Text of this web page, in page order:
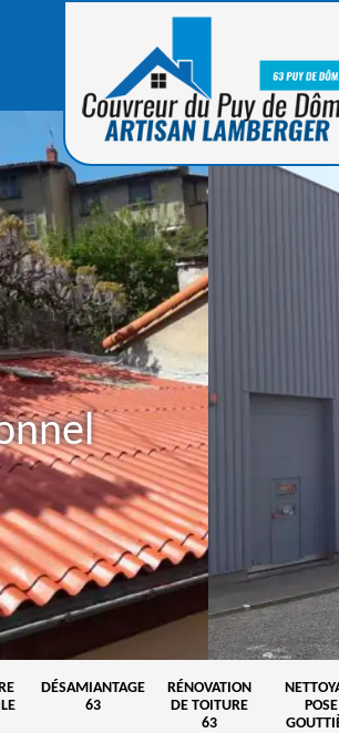
DÉSAMIANTAGE
63
RÉNOVATION
DE TOITURE
63